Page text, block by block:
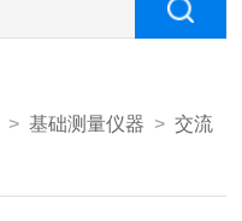
>基础测量仪器 >交流